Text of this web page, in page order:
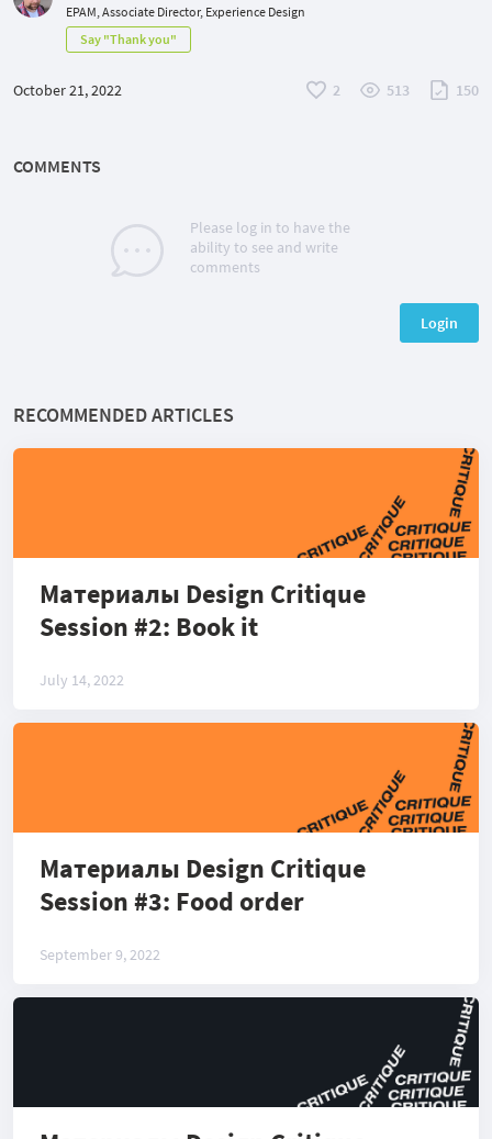
EPAM, Associate Director, Experience Design
Say "Thank you"
October 21, 2022 2 513 150
COMMENTS
Please log in to have the
ability to see and write
comments
Login
RECOMMENDED ARTICLES
Материалы Design Critique
Session #2: Book it
July 14, 2022
Материалы Design Critique
Session #3: Food order
September 9, 2022